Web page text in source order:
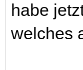
habe
welches